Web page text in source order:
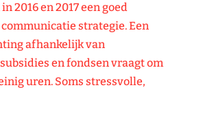
2016 en 2017 een goed
strategie. Een
afhankelijk van
en fondsen vraagt om
uren. Soms stressvolle,